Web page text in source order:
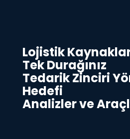
Lojistik
Tek Durağınız
Tedarik Zinciri
Hedefi
Analizler ve